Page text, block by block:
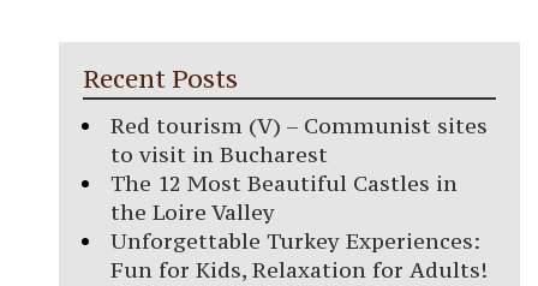
Recent Posts
Red tourism (V) – Communist sites
to visit in Bucharest
The 12 Most Beautiful Castles in
the Loire Valley
Unforgettable Turkey Experiences:
Fun for Kids, Relaxation for Adults!